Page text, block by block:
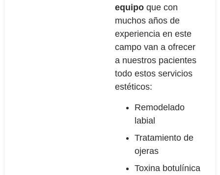
equipo que con
muchos años de
experiencia en este
campo van a ofrecer
a nuestros pacientes
todo estos servicios
estéticos:
Remodelado
labial
Tratamiento de
ojeras
Toxina botulínica